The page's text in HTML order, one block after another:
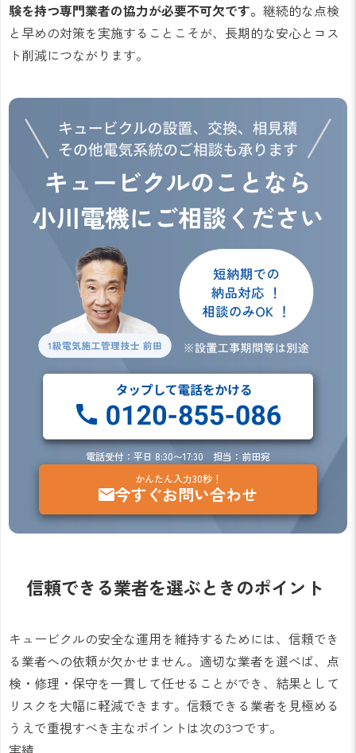
験を持つ専門業者の協力が必要不可欠です。 継続的な点検
と早めの対策を実施することこそが、長期的な安心とコス
ト削減につながります。
電話受付：平日 8:30〜17:30 担当：前田宛
かんたん入力30秒！
今すぐお問い合わせ
信頼できる業者を選ぶときのポイント
キュービクルの安全な運用を維持するためには、信頼でき
る業者への依頼が欠かせません。適切な業者を選べば、点
検・修理・保守を一貫して任せることができ、結果として
リスクを大幅に軽減できます。信頼できる業者を見極める
うえで重視すべき主なポイントは次の3つです。